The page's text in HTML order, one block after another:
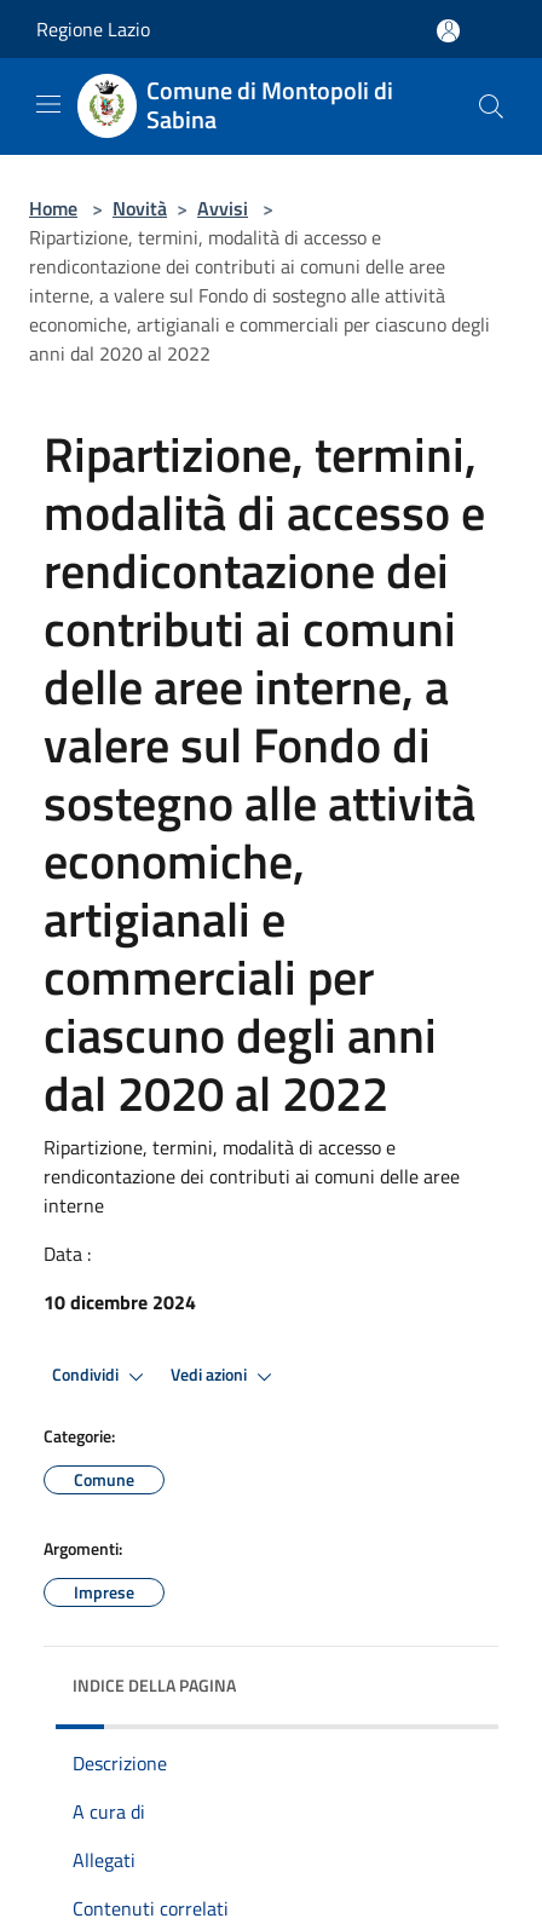
Regione Lazio
Comune di Montopoli di
Sabina
Home > Novità > Avvisi >
Ripartizione, termini, modalità di accesso e
rendicontazione dei contributi ai comuni delle aree
interne, a valere sul Fondo di sostegno alle attività
economiche, artigianali e commerciali per ciascuno degli
anni dal 2020 al 2022
Ripartizione, termini,
modalità di accesso e
rendicontazione dei
contributi ai comuni
delle aree interne, a
valere sul Fondo di
sostegno alle attività
economiche,
artigianali e
commerciali per
ciascuno degli anni
dal 2020 al 2022
Ripartizione, termini, modalità di accesso e
rendicontazione dei contributi ai comuni delle aree
interne
Data :
10 dicembre 2024
Condividi Vedi azioni
Categorie:
Comune
Argomenti:
Imprese
INDICE DELLA PAGINA
Descrizione
A cura di
Allegati
Contenuti correlati